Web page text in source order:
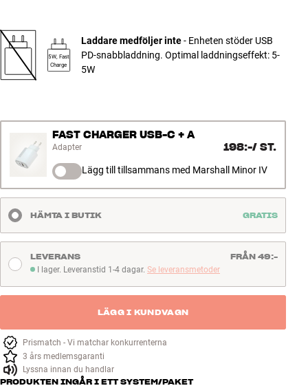
5W, Fast
Charge
Laddare medföljer inte- Enheten stöder USB
PD-snabbladdning. Optimal laddningseffekt: 5-
5W
FAST CHARGER USB-C + A
Adapter 198:-/ ST.
Lägg till tillsammans med Marshall Minor IV
HÄMTA I BUTIK GRATIS
I lager. Leveranstid 1-4 dagar
I lager. Leveranstid 1-4 dagar. Se leveransmetoder
LEVERANS FRÅN 49:-
LÄGG I KUNDVAGN
Prismatch - Vi matchar konkurrenterna
3 års medlemsgaranti
Lyssna innan du handlar
PRODUKTEN INGÅR I ETT SYSTEM/PAKET